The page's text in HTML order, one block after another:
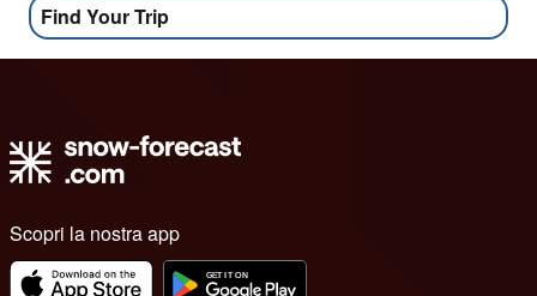
Find Your Trip
Scopri la nostra app